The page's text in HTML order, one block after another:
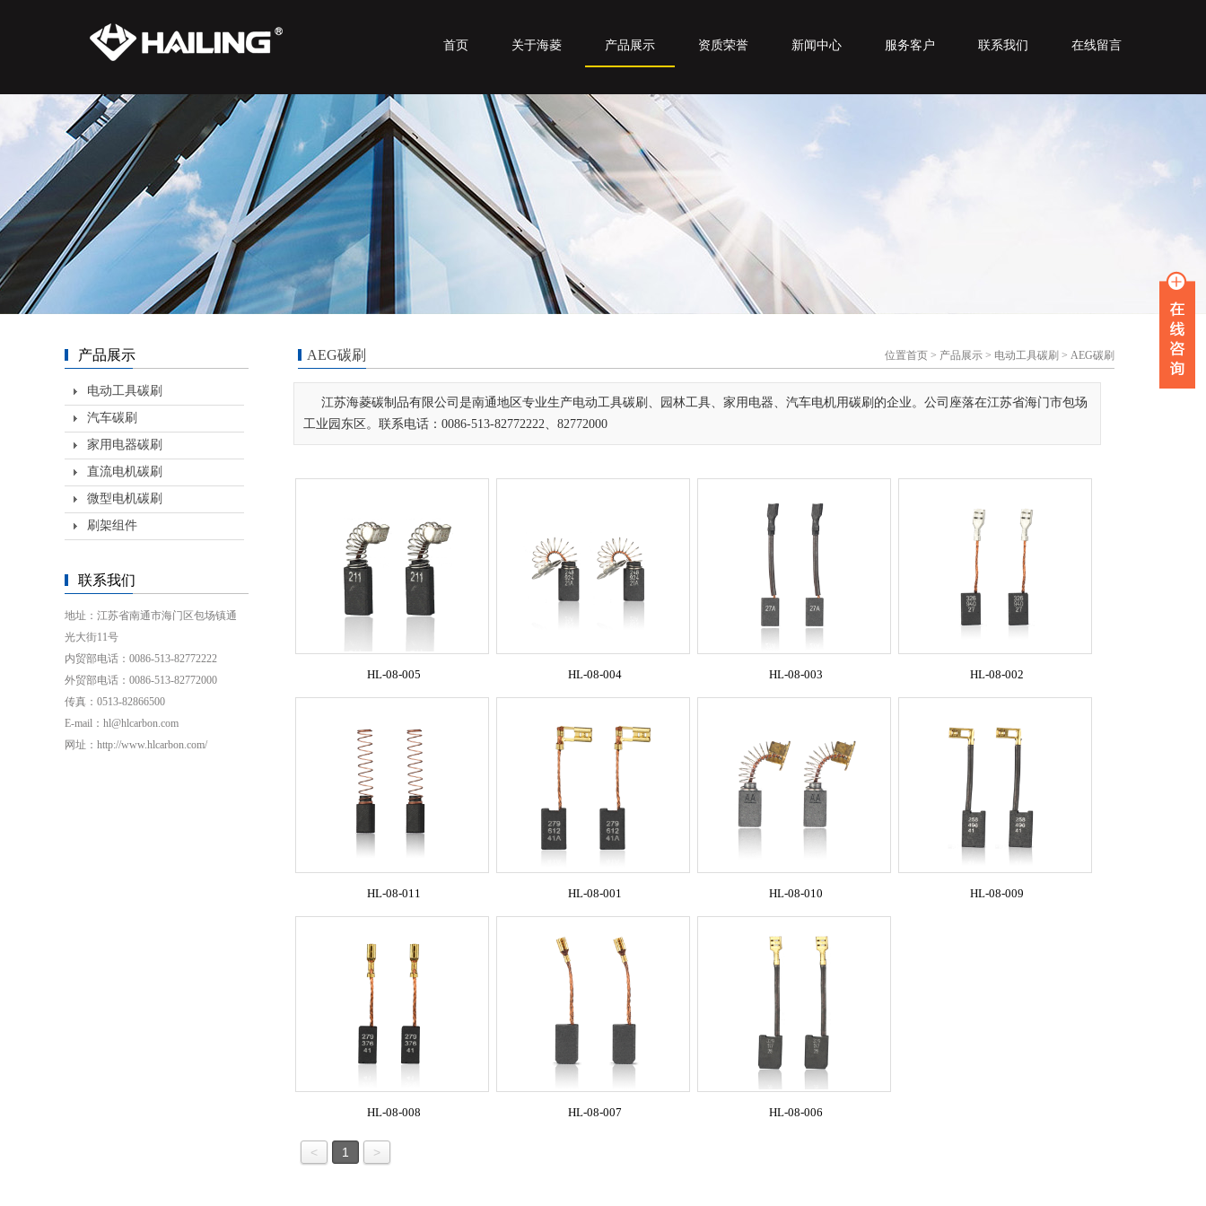
首页 关于海菱 产品展示 资质荣誉 新闻中心 服务客户 联系我们 在线留言
产品展示 AEG碳刷 位置首页 > 产品展示 > 电动工具碳刷 > AEG碳刷
电动工具碳刷
汽车碳刷
家用电器碳刷
直流电机碳刷
微型电机碳刷
刷架组件
联系我们
地址：江苏省南通市海门区包场镇通
光大街11号
内贸部电话：0086-513-82772222
外贸部电话：0086-513-82772000
传真：0513-82866500
E-mail：hl@hlcarbon.com
网址：http://www.hlcarbon.com/
江苏海菱碳制品有限公司是南通地区专业生产电动工具碳刷、园林工具、家用电器、汽车电机用碳刷的企业。公司座落在江苏省海门市包场
工业园东区。联系电话：0086-513-82772222、82772000
HL-08-005 HL-08-004 HL-08-003 HL-08-002
HL-08-011 HL-08-001 HL-08-010 HL-08-009
HL-08-008 HL-08-007 HL-08-006
< 1 >